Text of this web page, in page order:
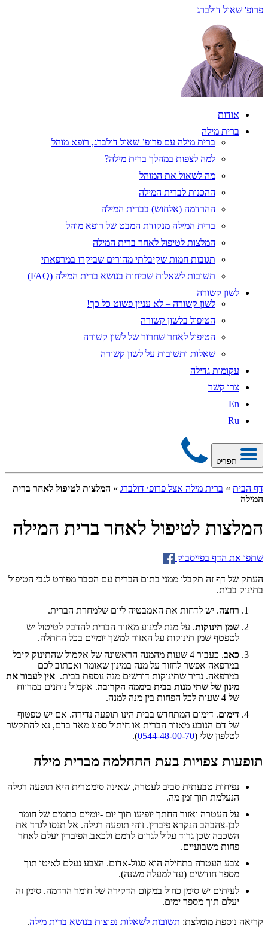
פרופ' שאול דולברג
אודות
ברית מילה
ברית מילה עם פרופ’ שאול דולברג, רופא מוהל
למה לצפות במהלך ברית מילה?
מה לשאול את המוהל
ההכנות לברית המילה
ההרדמה (אלחוש) בברית המילה
ברית המילה מנקודת המבט של רופא מוהל
המלצות לטיפול לאחר ברית המילה
תגובות חמות שקיבלתי מהורים שביקרו במרפאתי
תשובות לשאלות שכיחות בנושא ברית המילה (FAQ)
לשון קשורה
לשון קשורה – לא עניין פשוט כל כך!
הטיפול בלשון קשורה
הטיפול לאחר שחרור של לשון קשורה
שאלות ותשובות על לשון קשורה
עקומות גדילה
צרו קשר
En
Ru
תפריט
דף הבית » ברית מילה אצל פרופ׳ דולברג » המלצות לטיפול לאחר ברית
המילה
המלצות לטיפול לאחר ברית המילה
שתפו את הדף בפייסבוק
העתק של דף זה תקבלו ממני בתום הברית עם הסבר מפורט לגבי הטיפול
בתינוק בבית.
רחצה. יש לדחות את האמבטיה ליום שלמחרת הברית.
שמן תינוקות. על מנת למנוע מאזור הברית להדבק לטיטול יש
לטפטף שמן תינוקות על האזור למשך יומיים בכל החתלה.
כאב
. כעבור 4 שעות מהמנה הראשונה של אקמול שהתינוק קיבל
במרפאה אפשר לחזור על מנה במינון שאומר ואכתוב לכם
במרפאה. נדיר שתינוקות דורשים מנה נוספת בבית. אין לעבור את
מינון של שתי מנות בבית ביממה הקרובה. אקמול נותנים במרווח
של 4 שעות לכל הפחות בין מנה למנה.
דימום. דימום המתחדש בבית הינו תופעה נדירה. אם יש טפטוף
של דם הנובע מאזור הברית או חיתול ספוג מאד בדם, נא להתקשר
לטלפון שלי (0544-48-00-70
).
תופעות צפויות בעת ההחלמה מברית מילה
נפיחות טבעתית סביב לעטרה, שאינה סימטרית היא תופעה רגילה
הנעלמת תוך זמן מה.
על העטרה ואזור החתך יופיעו תוך יום -יומיים כתמים של חומר
לבן-צהבהב הנקרא פיברין. זוהי תופעה רגילה. אל תנסו לגרד את
השכבה שכן גרוד עלול לגרום לדמם ולכאב.הפיברין יעלם לאחר
פחות משבועיים.
צבע העטרה בתחילה הוא סגול-אדום. הצבע נעלם לאיטו תוך
מספר חודשים (עד למעלה משנה).
לעיתים יש סימן כחול במקום הדקירה של חומר הרדמה. סימן זה
יעלם תוך מספר ימים.
קריאה נוספת מומלצת: תשובות לשאלות נפוצות בנושא ברית מילה.